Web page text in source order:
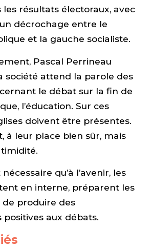
les résultats électoraux, avec
décrochage entre le
et la gauche socialiste.
Pascal Perrineau
société attend la parole des
le débat sur la fin de
l’éducation. Sur ces
doivent être présentes.
à leur place bien sûr, mais
qu’à l’avenir, les
en interne, préparent les
de produire des
aux débats.